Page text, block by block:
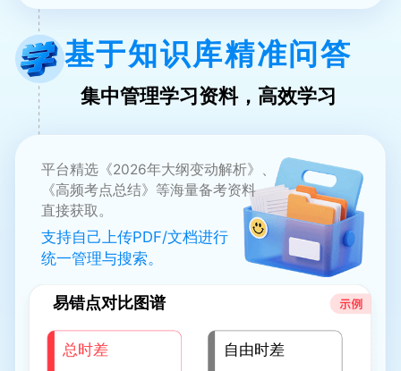
基于知识库精准问答
集中管理学习资料，高效学习
平台精选《2026年大纲变动解析》、
《高频考点总结》等海量备考资料
直接获取。
支持自己上传PDF/文档进行
统一管理与搜索。
易错点对比图谱
总时差 自由时差